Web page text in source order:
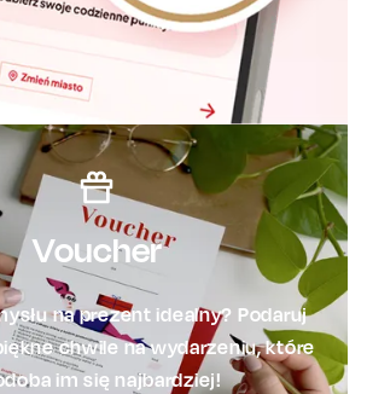
Voucher
na prezent idealny? Podaruj
chwile na wydarzeniu, które
im się najbardziej!